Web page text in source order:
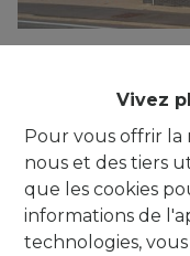
Vivez
Pour vous offrir la
nous et des tiers
que les cookies
informations de
technologies,
+ maison sur
Ref : 770
€ 599.000